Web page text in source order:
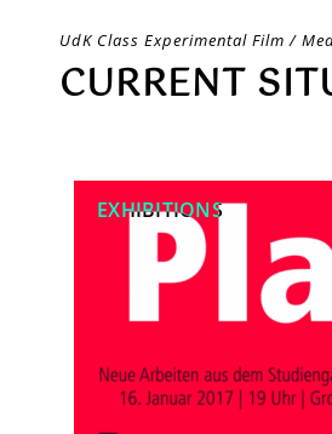
content
UdK Class Experimental Film /
CURRENT
EXHIBITIONS